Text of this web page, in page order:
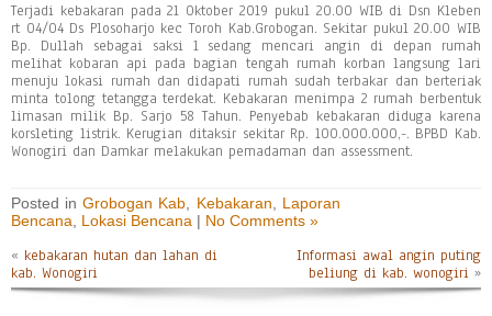
Terjadi kebakaran pada 21 Oktober 2019 pukul 20.00 WIB di Dsn Kleben
rt 04/04 Ds Plosoharjo kec Toroh Kab.Grobogan. Sekitar pukul 20.00 WIB
Bp. Dullah sebagai saksi 1 sedang mencari angin di depan rumah
melihat kobaran api pada bagian tengah rumah korban langsung lari
menuju lokasi rumah dan didapati rumah sudah terbakar dan berteriak
minta tolong tetangga terdekat. Kebakaran menimpa 2 rumah berbentuk
limasan milik Bp. Sarjo 58 Tahun. Penyebab kebakaran diduga karena
korsleting listrik. Kerugian ditaksir sekitar Rp. 100.000.000,-. BPBD Kab.
Wonogiri dan Damkar melakukan pemadaman dan assessment.
Posted inGrobogan Kab Kebakaran
Laporan
Bencana
Lokasi Bencana | No Comments »
« kebakaran hutan dan lahan di
kab. Wonogiri
Informasi awal angin puting
beliung di kab. wonogiri »